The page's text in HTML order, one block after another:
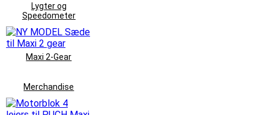
Lygter og
Speedometer
Maxi 2-Gear
Merchandise